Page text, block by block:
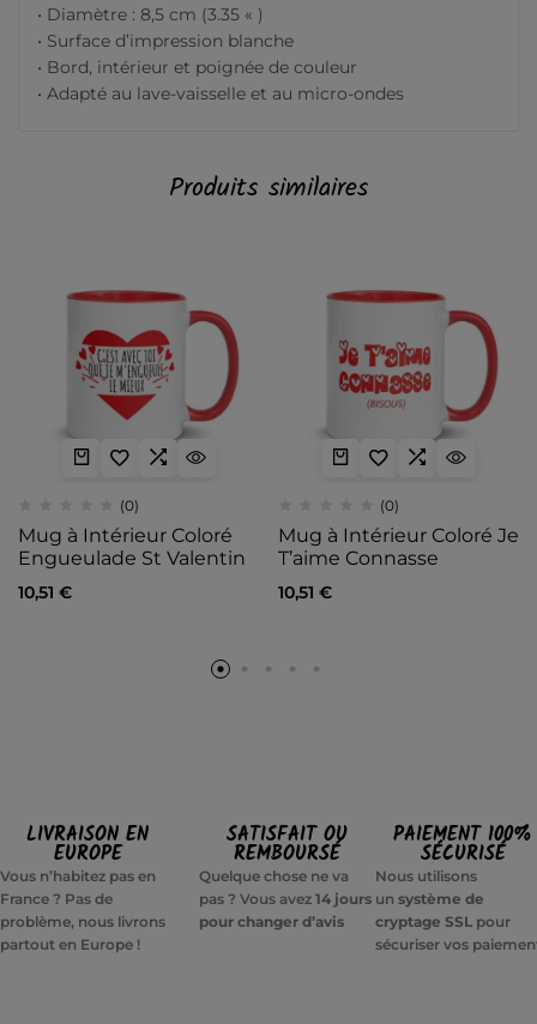
• Diamètre : 8,5 cm (3.35 « )
• Surface d’impression blanche
• Bord, intérieur et poignée de couleur
• Adapté au lave-vaisselle et au micro-ondes
Produits similaires
(0)
Mug à Intérieur Coloré
Engueulade St Valentin
10,51 €
(0)
Mug à Intérieur Coloré Je
T’aime Connasse
10,51 €
LIVRAISON EN
EUROPE
Vous n’habitez pas en
France ? Pas de
problème, nous livrons
partout en Europe !
SATISFAIT OU
REMBOURSÉ
Quelque chose ne va
pas ? Vous avez14 jours
pour changer d’avis
PAIEMENT 100%
SÉCURISÉ
Nous utilisons
un système de
cryptage SSLpour
sécuriser vos